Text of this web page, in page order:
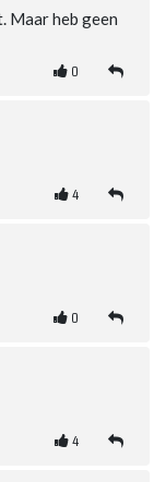
Maar heb geen
0
4
0
4